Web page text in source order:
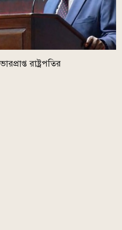
রাষ্ট্রপতির